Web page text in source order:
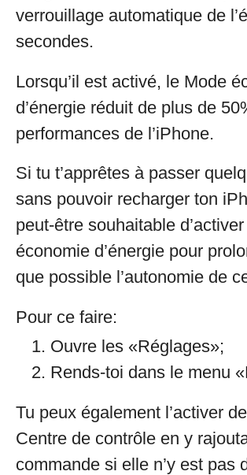
verrouillage automatique de
secondes.
Lorsqu’il est activé, le Mode
d’énergie réduit de plus de
performances de l’iPhone.
Si tu t’apprêtes à passer
sans pouvoir recharger ton
peut-être souhaitable
économie d’énergie pour
que possible l’autonomie de
Pour ce faire:
Ouvre les «Réglages»;
Rends-toi dans le menu
Tu peux également l’activer
Centre de contrôle en y
commande si elle n’y est pas